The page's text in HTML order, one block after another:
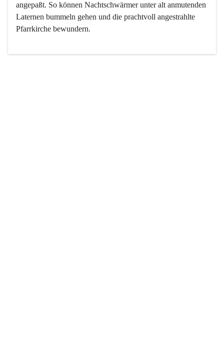
angepaßt. So können Nachtschwärmer unter alt anmutenden
Laternen bummeln gehen und die prachtvoll angestrahlte
Pfarrkirche bewundern.
Der Weinbau dominert heute nicht mehr, ist aber integrativer